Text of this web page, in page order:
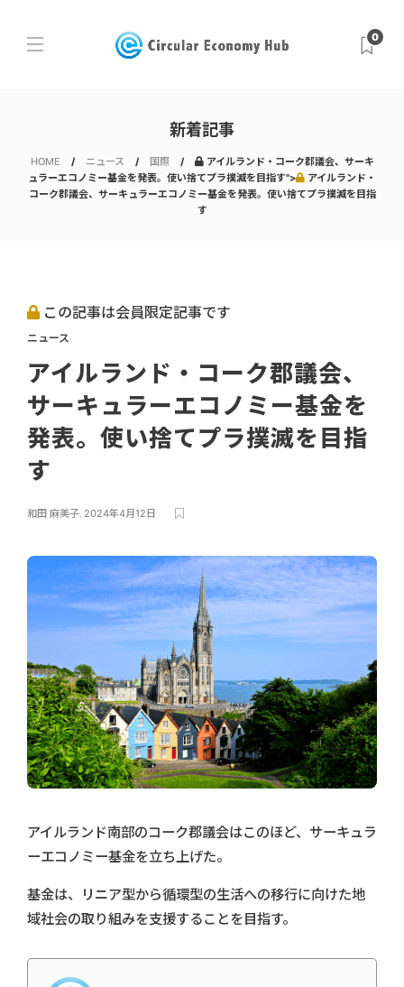
0
新着記事
HOME ニュース 国際
アイルランド・コーク郡議会、サーキ
ュラーエコノミー基金を発表。使い捨てプラ撲滅を目指す">
アイルランド・
コーク郡議会、サーキュラーエコノミー基金を発表。使い捨てプラ撲滅を目指
す
この記事は会員限定記事です
ニュース
アイルランド・コーク郡議会、
サーキュラーエコノミー基金を
発表。使い捨てプラ撲滅を目指
す
和田 麻美子, 2024年4月12日
アイルランド南部のコーク郡議会はこのほど、サーキュラ
ーエコノミー基金を立ち上げた。
基金は、リニア型から循環型の生活への移行に向けた地
域社会の取り組みを支援することを目指す。